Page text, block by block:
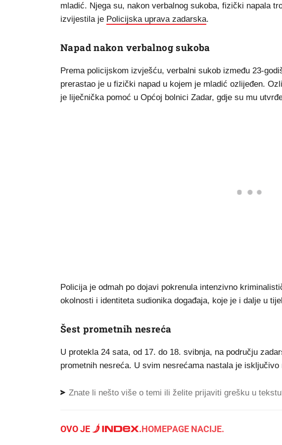
mladić. Njega su, nakon verbalnog sukoba, fizički napala
izvijestila je Policijska uprava zadarska.
Napad nakon verbalnog sukoba
Prema policijskom izvješću, verbalni sukob između 23-
prerastao je u fizički napad u kojem je mladić ozlijeđen.
je liječnička pomoć u Općoj bolnici Zadar, gdje su mu
Policija je odmah po dojavi pokrenula intenzivno
okolnosti i identiteta sudionika događaja, koje je i dalje u
Šest prometnih nesreća
U protekla 24 sata, od 17. do 18. svibnja, na području
prometnih nesreća. U svim nesrećama nastala je isključivo
Znate li nešto više o temi ili želite prijaviti grešku u
OVO JE .HOMEPAGE NACIJE.